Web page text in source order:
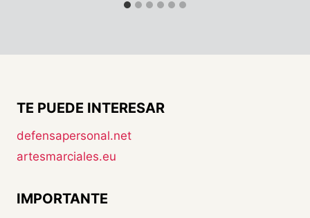
TE PUEDE INTERESAR
defensapersonal.net
artesmarciales.eu
IMPORTANTE